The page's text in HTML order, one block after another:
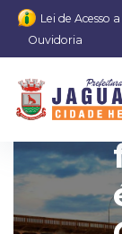
Lei de Acesso
Ouvidoria